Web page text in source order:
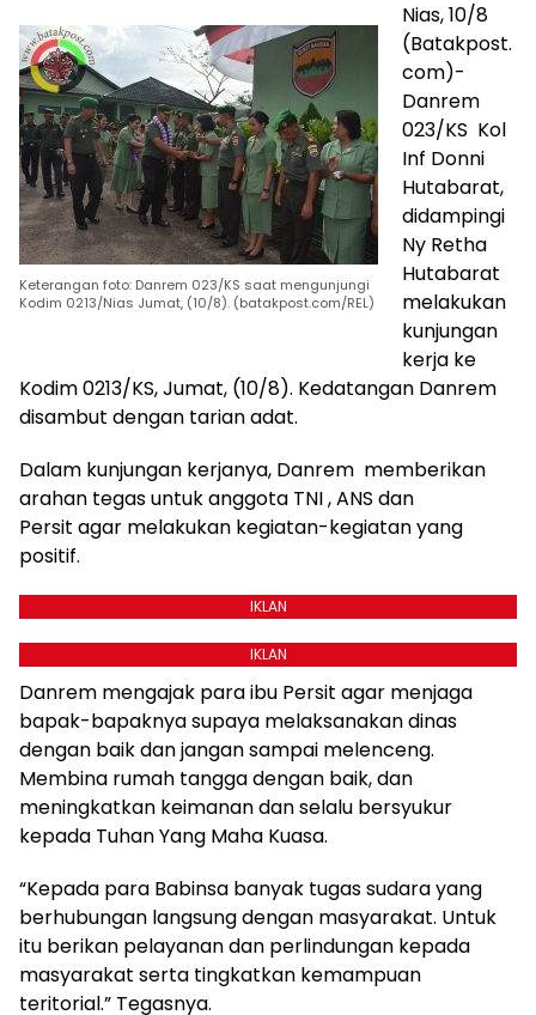
Keterangan foto: Danrem 023/KS saat mengunjungi
Kodim 0213/Nias Jumat, (10/8). (batakpost.com/REL)
Nias, 10/8
(Batakpost.
com)-
Danrem
023/KS Kol
Inf Donni
Hutabarat,
didampingi
Ny Retha
Hutabarat
melakukan
kunjungan
kerja ke
Kodim 0213/KS, Jumat, (10/8). Kedatangan Danrem
disambut dengan tarian adat.
Dalam kunjungan kerjanya, Danrem memberikan
arahan tegas untuk anggota TNI , ANS dan
Persit agar melakukan kegiatan-kegiatan yang
positif.
IKLAN
IKLAN
Danrem mengajak para ibu Persit agar menjaga
bapak-bapaknya supaya melaksanakan dinas
dengan baik dan jangan sampai melenceng.
Membina rumah tangga dengan baik, dan
meningkatkan keimanan dan selalu bersyukur
kepada Tuhan Yang Maha Kuasa.
“Kepada para Babinsa banyak tugas sudara yang
berhubungan langsung dengan masyarakat. Untuk
itu berikan pelayanan dan perlindungan kepada
masyarakat serta tingkatkan kemampuan
teritorial.” Tegasnya.